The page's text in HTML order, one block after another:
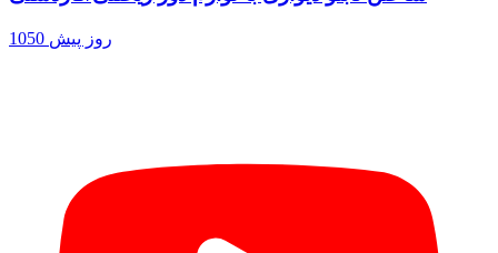
1050 روز پیش